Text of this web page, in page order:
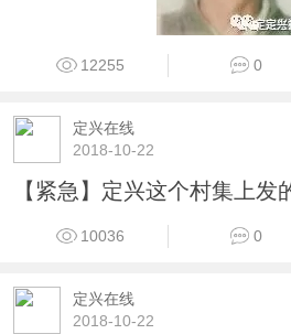
12255 0
定兴在线
2018-10-22
【紧急】定兴这个村集上发
10036 0
定兴在线
2018-10-22